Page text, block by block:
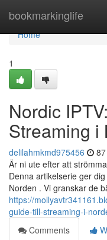
bookmarkinglife
Home
Home
1
Nordic
Streaming i
delilahmkmd975456
Är ni ute efter att
Denna artikelserie ger
Norden . Vi granskar de
https://
guide-till-streaming-i-
Comments